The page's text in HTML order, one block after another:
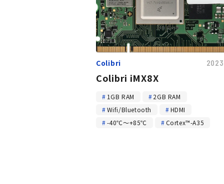
Colibri
Colibri iMX8X
1GB RAM
2GB RAM
Wifi/Bluetooth
HDMI
-40℃～+85℃
Cortex™-A35